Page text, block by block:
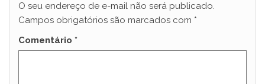
O seu endereço de e-mail não será publicado.
Campos obrigatórios são marcados com *
Comentário *